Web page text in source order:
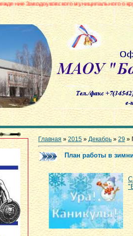
муниципального округа
Главная »2015 » Декабрь » 29 »
План работы в